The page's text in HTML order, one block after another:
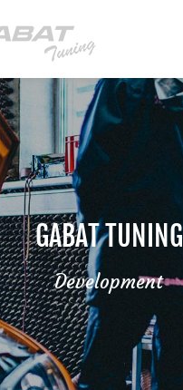
GABAT TUNING
Development